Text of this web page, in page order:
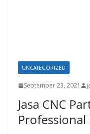
UNCATEGORIZED
September 23, 2021
Jasa CNC
Professional